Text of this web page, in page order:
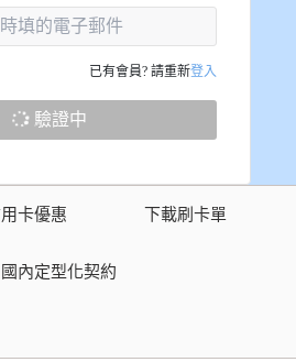
已有會員? 請重新登入
驗證中
卡優惠 下載刷卡單
國內定型化契約